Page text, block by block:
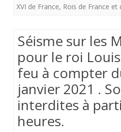
le
21
janvier
2021
(
8H
45)
XVI de France, Rois de France et
Séisme sur les
pour le roi
feu à compter
janvier 2021 .
interdites à
heures.